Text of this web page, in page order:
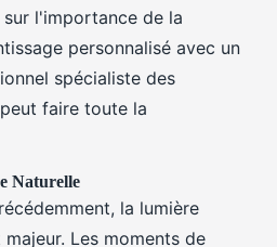
l'importance de la
personnalisé avec un
spécialiste des
faire toute la
Naturelle
la lumière
Les moments de